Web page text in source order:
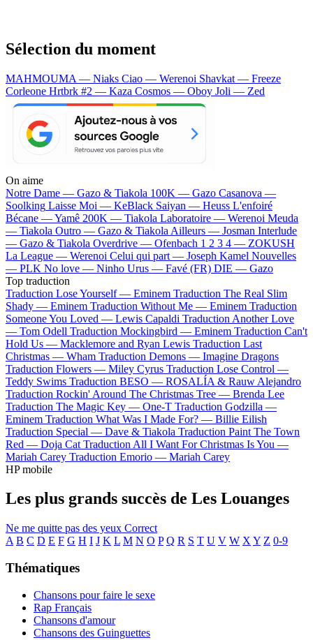
Sélection du moment
MAHMOUMA — Niaks Ciao — Werenoi Shavkat — Freeze
Corleone Hrtbrk #2 — Kaza Cosmos — Oboy Joli — Zed
On aime
Notre Dame — Gazo & Tiakola 100K — Gazo Casanova —
Soolking Laisse Moi — KeBlack Saiyan — Heuss L'enfoiré
Bécane —Yamê 200K — Tiakola Laboratoire — Werenoi Meuda
— Tiakola Outro — Gazo & Tiakola Ailleurs — Josman Interlude
— Gazo & Tiakola Overdrive — Ofenbach 1 2 3 4 — ZOKUSH
La League — Werenoi Celui qui part — Joseph Kamel Nouvelles
— PLK No love — Ninho Urus — Favé (FR) DIE — Gazo
Top traduction
Traduction Lose Yourself — Eminem Traduction The Real Slim
Shady — Eminem Traduction Without Me — Eminem Traduction
Someone You Loved — Lewis Capaldi Traduction Another Love
— Tom Odell Traduction Mockingbird — Eminem Traduction Can't
Hold Us — Macklemore and Ryan Lewis Traduction Last
Christmas — Wham Traduction Demons — Imagine Dragons
Traduction Flowers — Miley Cyrus Traduction Lose Control —
Teddy Swims Traduction BESO — ROSALÍA & Rauw Alejandro
Traduction Rockin' Around The Christmas Tree — Brenda Lee
Traduction The Magic Key — One-T Traduction Godzilla —
Eminem Traduction What Was I Made For? — Billie Eilish
Traduction Special — Dave & Tiakola Traduction Paint The Town
Red — Doja Cat Traduction All I Want For Christmas Is You —
Mariah Carey Traduction Emorio — Mariah Carey
HP mobile
Les plus grands succès de Les Louanges
Ne me quitte pas des yeux Correct
A B C D E F G H I J K L M N O P Q R S T U V W X Y Z 0-9
Thématiques
Chansons pour faire le sexe
Rap Français
Chansons d'amour
Chansons des Guinguettes